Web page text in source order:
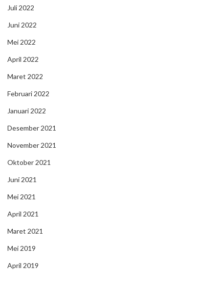
Juli 2022
Juni 2022
Mei 2022
April 2022
Maret 2022
Februari 2022
Januari 2022
Desember 2021
November 2021
Oktober 2021
Juni 2021
Mei 2021
April 2021
Maret 2021
Mei 2019
April 2019